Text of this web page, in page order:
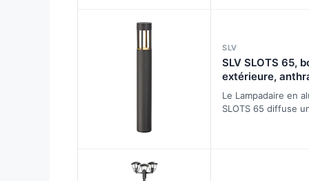
SLV
SLV SLOTS 65,
extérieure,
6,3W, 3000K,
sur pied,
Le Lampadaire en
SLOTS 65 diffuse